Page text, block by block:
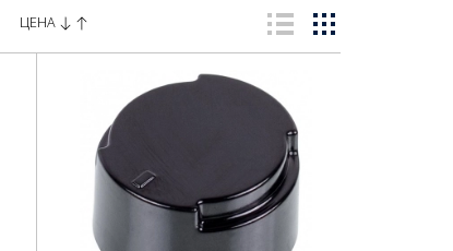
ЦЕНА